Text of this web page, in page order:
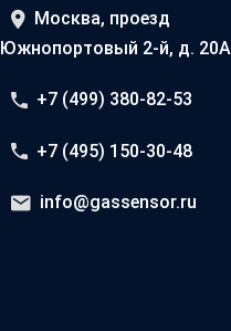
Москва, проезд
Южнопортовый 2-й, д. 20А
+7 (499) 380-82-53
+7 (495) 150-30-48
info@gassensor.ru